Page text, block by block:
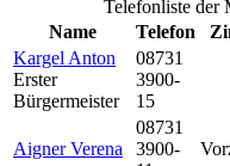
Telefonliste der
Name
Telefon
Kargel Anton
Erster
Bürgermeister
08731
3900-
15
Aigner Verena
08731
3900-